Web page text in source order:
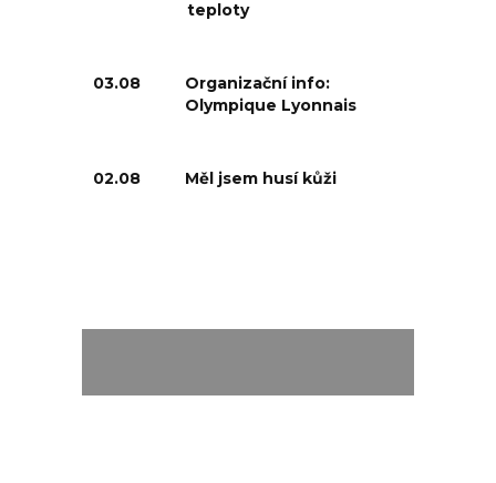
teploty
03.08
Organizační info:
Olympique Lyonnais
02.08 Měl jsem husí kůži